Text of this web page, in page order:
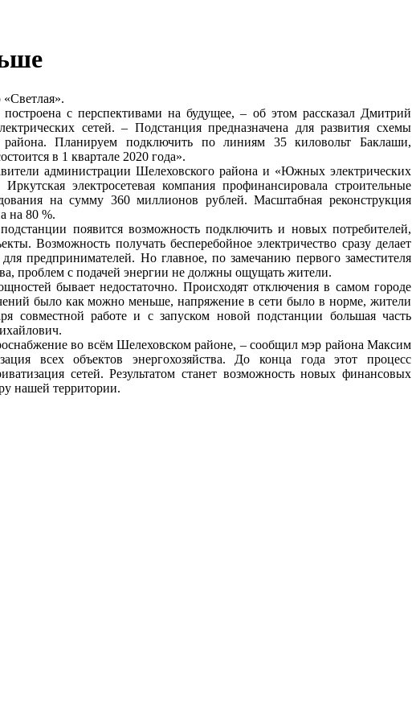
с перспективами на будущее, – об этом рассказал Дмитрий
сетей. – Подстанция предназначена для развития схемы
района. Планируем подключить по линиям 35 киловольт Баклаши,
в 1 квартале 2020 года».
администрации Шелеховского района и «Южных электрических
электросетевая компания профинансировала строительные
на сумму 360 миллионов рублей. Масштабная реконструкция
на 80 %.
появится возможность подключить и новых потребителей,
Возможность получать бесперебойное электричество сразу делает
предпринимателей. Но главное, по замечанию первого заместителя
проблем с подачей энергии не должны ощущать жители.
бывает недостаточно. Происходят отключения в самом городе
было как можно меньше, напряжение в сети было в норме, жители
совместной работе и с запуском новой подстанции большая часть
во всём Шелеховском районе, – сообщил мэр района Максим
всех объектов энергохозяйства. До конца года этот процесс
сетей. Результатом станет возможность новых финансовых
нашей территории.